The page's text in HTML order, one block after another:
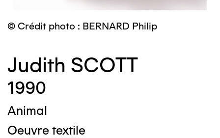
© Crédit photo : BERNARD Philip
Judith SCOTT
1990
Animal
Oeuvre textile